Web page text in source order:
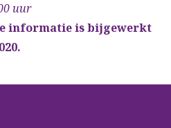
uur
informatie is bijgewerkt